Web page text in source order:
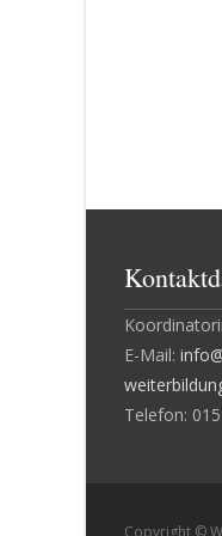
E-Mail:
Telefon:
Copyright ©